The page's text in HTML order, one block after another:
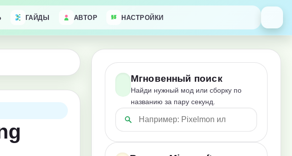
ГАЙДЫ АВТОР НАСТРОЙКИ
Мгновенный поиск
Найди нужный мод или сборку по
названию за пару секунд.